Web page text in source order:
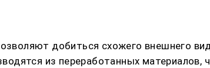
добиться схожего внешнего
из переработанных материалов,